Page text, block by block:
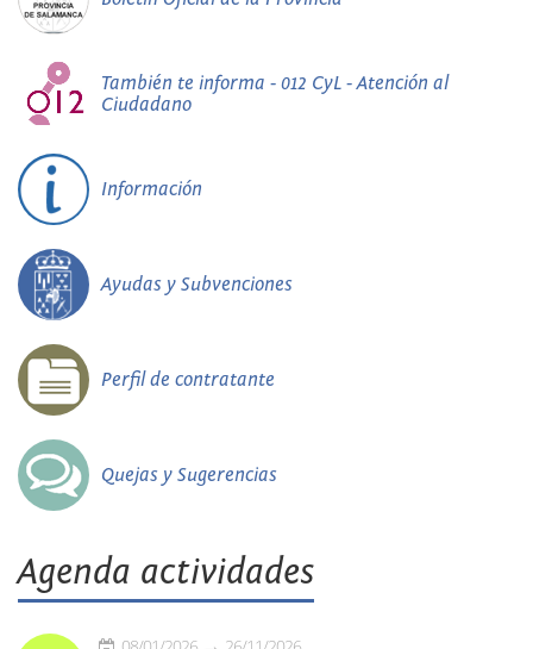
También te informa - 012 CyL - Atención al
Ciudadano
Información
Ayudas y Subvenciones
Perfil de contratante
Quejas y Sugerencias
Agenda actividades